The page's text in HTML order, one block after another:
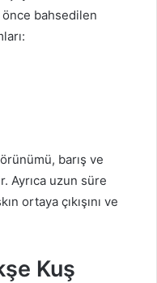
bahsedilen
barış ve
Ayrıca uzun süre
ortaya çıkışını ve
Kuş